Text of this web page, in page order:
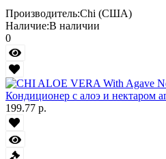
Производитель:Chi (США)
Наличие:В наличии
0
199.77 р.